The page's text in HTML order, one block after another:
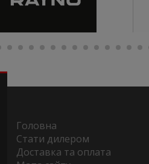
Головна
Стати дилером
Доставка та оплата